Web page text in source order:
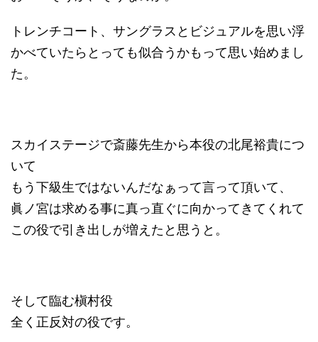
トレンチコート、サングラスとビジュアルを思い浮
かべていたらとっても似合うかもって思い始めまし
た。
スカイステージで斎藤先生から本役の北尾裕貴につ
いて
もう下級生ではないんだなぁって言って頂いて、
眞ノ宮は求める事に真っ直ぐに向かってきてくれて
この役で引き出しが増えたと思うと。
そして臨む槇村役
全く正反対の役です。